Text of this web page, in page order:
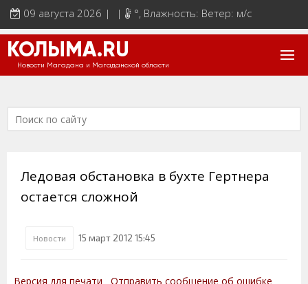
09 августа 2026 | | °, Влажность: Ветер: м/с
КОЛЫМА.RU
Новости Магадана и Магаданской области
Ледовая обстановка в бухте Гертнера
остается сложной
Новости 15 март 2012 15:45
Версия для печати Отправить сообщение об ошибке